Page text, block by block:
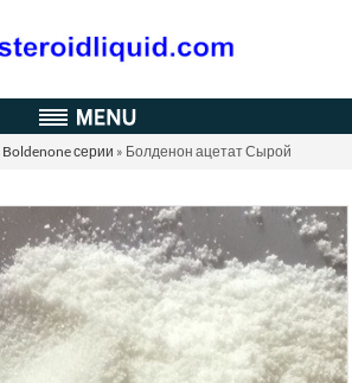
Boldenone серии » Болденон ацетат Сырой